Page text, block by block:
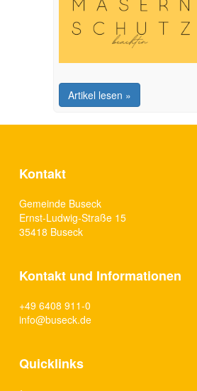
VorAufnahme in die
beachten!
Artikel lesen »
Kontakt
Gemeinde Buseck
Ernst-Ludwig-Straße 15
35418 Buseck
Kontakt und Informationen
+49 6408 911-0
info@buseck.de
Quicklinks